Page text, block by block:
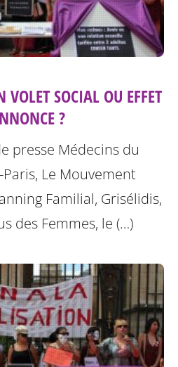
SOCIAL OU EFFET
?
presse Médecins du
Le Mouvement
Familial, Grisélidis,
des Femmes, le (…)